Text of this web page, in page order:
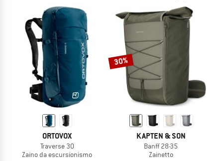
ORTOVOX
Traverse 30
Zaino da escursionismo
30%
KAPTEN & SON
Banff 28-35
Zainetto